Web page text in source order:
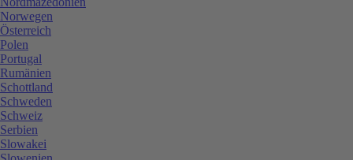
Norwegen
Österreich
Polen
Portugal
Rumänien
Schottland
Schweden
Schweiz
Serbien
Slowakei